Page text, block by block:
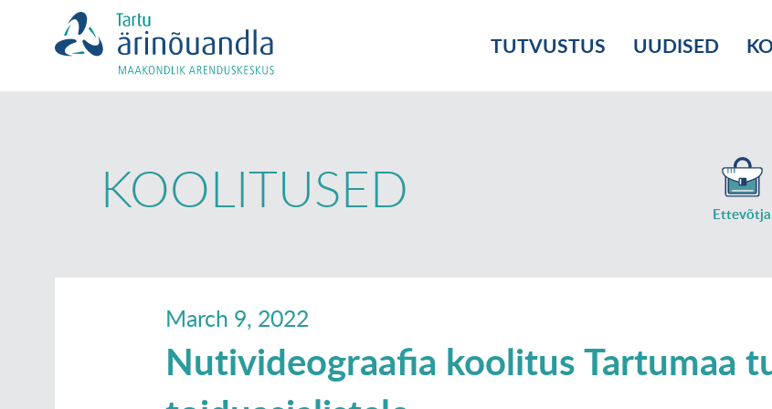
TUTVUSTUS UUDISED
KOOLITUSED Ettevõtja
March 9, 2022
Nutivideograafia koolitus Tartumaa